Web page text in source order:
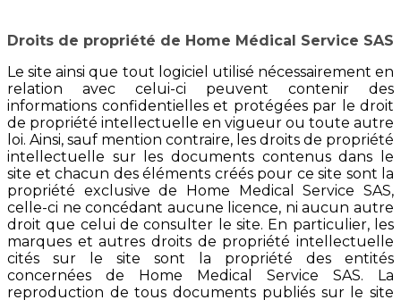
Droits de propriété de Home Médical Service SAS
Le site ainsi que tout logiciel utilisé nécessairement en
relation avec celui-ci peuvent contenir des
informations confidentielles et protégées par le droit
de propriété intellectuelle en vigueur ou toute autre
loi. Ainsi, sauf mention contraire, les droits de propriété
intellectuelle sur les documents contenus dans le
site et chacun des éléments créés pour ce site sont la
propriété exclusive de Home Medical Service SAS,
celle-ci ne concédant aucune licence, ni aucun autre
droit que celui de consulter le site. En particulier, les
marques et autres droits de propriété intellectuelle
cités sur le site sont la propriété des entités
concernées de Home Medical Service SAS. La
reproduction de tous documents publiés sur le site